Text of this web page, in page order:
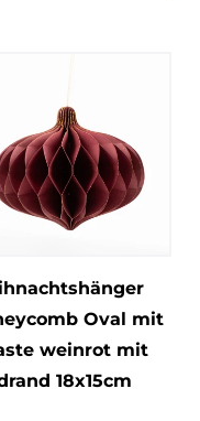
Oval mit
weinrot mit
18x15cm